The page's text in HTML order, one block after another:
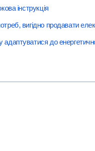
інструкція
вигідно продавати
до